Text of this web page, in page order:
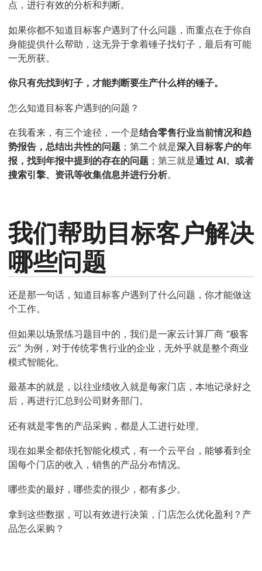
点，进行有效的分析和判断。
如果你都不知道目标客户遇到了什么问题，而重点在于你自
身能提供什么帮助，这无异于拿着锤子找钉子，最后有可能
一无所获。
你只有先找到钉子，才能判断要生产什么样的锤子。
怎么知道目标客户遇到的问题？
在我看来，有三个途径，一个是结合零售行业当前情况和趋
势报告，总结出共性的问题 ；第二个就是深入目标客户的年
报，找到年报中提到的存在的问题 ；第三就是通过 AI、或者
搜索引擎、资讯等收集信息并进行分析。
我们帮助目标客户解决
哪些问题
还是那一句话，知道目标客户遇到了什么问题，你才能做这
个工作。
但如果以场景练习题目中的，我们是一家云计算厂商 “极客
云” 为例，对于传统零售行业的企业，无外乎就是整个商业
模式智能化。
最基本的就是，以往业绩收入就是每家门店，本地记录好之
后，再进行汇总到公司财务部门。
还有就是零售的产品采购，都是人工进行处理。
现在如果全都依托智能化模式，有一个云平台，能够看到全
国每个门店的收入，销售的产品分布情况。
哪些卖的最好，哪些卖的很少，都有多少。
拿到这些数据，可以有效进行决策，门店怎么优化盈利？产
品怎么采购？